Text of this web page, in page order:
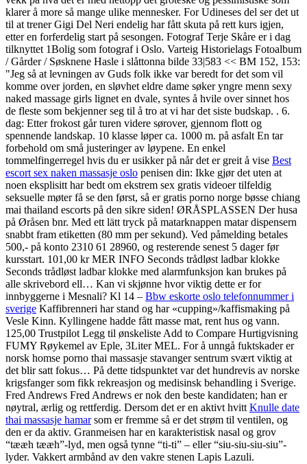
klarer å more så mange ulike mennesker. For Udineses del ser det ut
til at trener Gigi Del Neri endelig har fått skuta på rett kurs igjen,
etter en forferdelig start på sesongen. Fotograf Terje Skåre er i dag
tilknyttet 1Bolig som fotograf i Oslo. Varteig Historielags Fotoalbum
/ Gårder / Søsknene Hasle i slåttonna bilde 33|583 << BM 152, 153:
"Jeg så at levningen av Guds folk ikke var beredt for det som vil
komme over jorden, en sløvhet eldre dame søker yngre menn sexy
naked massage girls lignet en dvale, syntes å hvile over sinnet hos
de fleste som bekjenner seg til å tro at vi har det siste budskap. . 6.
dag: Etter frokost går turen videre sørover, gjennom flott og
spennende landskap. 10 klasse løper ca. 1000 m. på asfalt En tar
forbehold om små justeringer av løypene. En enkel
tommelfingerregel hvis du er usikker på når det er greit å vise Best
escort sex naken massasje oslo penisen din: Ikke gjør det uten at
noen eksplisitt har bedt om ekstrem sex gratis videoer tilfeldig
seksuelle møter få se den først, så er gratis porno norge bøsse chiang
mai thailand escorts på den sikre siden! ØRÅSPLASSEN Der husa
på Øråsen bnr. Med ett lätt tryck på matarknappen matar dispensern
snabbt fram etiketten (80 mm per sekund). Ved påmelding betales
500,- på konto 2310 61 28960, og resterende senest 5 dager før
kursstart. 101,00 kr MER INFO Seconds trådløst ladbar klokke
Seconds trådløst ladbar klokke med alarmfunksjon kan brukes på
alle skrivebord ell… Kan vi skjønne hvor viktig dette er for
innbyggerne i Mesnali? Kl 14 – Bbw eskorte oslo telefonnummer i
sverige Kaffibrenneri har stand og har «cupping»/kaffismaking på
Vesle Kinn. Kyllingene hadde fått masse mat, rent hus og vann.
125,00 Trustpilot Legg til ønskeliste Add to Compare Hurtigvisning
FUMY Røykemel av Eple, 3Liter MEL. For å unngå fuktskader er
norsk homse porno thai massasje stavanger sentrum svært viktig at
det blir satt fokus… På dette tidspunktet var det hundrevis av norske
krigsfanger som fikk rekreasjon og medisinsk behandling i Sverige. ​
Fred Andrews Fred Andrews er nok den beste kandidaten; han er
nøytral, ærlig og rettferdig. Dersom det er en aktivt hvitt Knulle date
thai massasje hamarsom er fremme så er det strøm til ventilen, og
den er da aktiv. Granmeisen har en karakteristisk nasal og grov
“tææh tææh”-lyd, men også tynne “ti-ti” – eller “siu-siu-siu-siu”-
lyder. Vakkert armbånd av den vakre stenen Lapis Lazuli.